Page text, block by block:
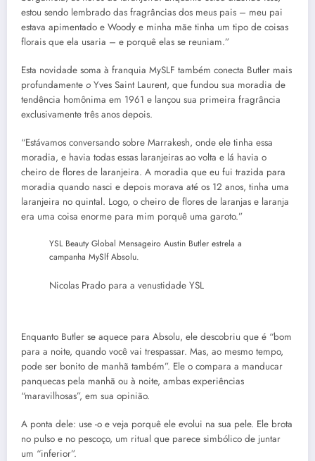
estou sendo lembrado das fragrâncias dos meus pais – meu pai
estava apimentado e Woody e minha mãe tinha um tipo de coisas
florais que ela usaria – e porquê elas se reuniam.”
Esta novidade soma à franquia MySLF também conecta Butler mais
profundamente o Yves Saint Laurent, que fundou sua moradia de
tendência homônima em 1961 e lançou sua primeira fragrância
exclusivamente três anos depois.
“Estávamos conversando sobre Marrakesh, onde ele tinha essa
moradia, e havia todas essas laranjeiras ao volta e lá havia o
cheiro de flores de laranjeira. A moradia que eu fui trazida para
moradia quando nasci e depois morava até os 12 anos, tinha uma
laranjeira no quintal. Logo, o cheiro de flores de laranjas e laranja
era uma coisa enorme para mim porquê uma garoto.”
YSL Beauty Global Mensageiro Austin Butler estrela a
campanha MySlf Absolu.
Nicolas Prado para a venustidade YSL
Enquanto Butler se aquece para Absolu, ele descobriu que é “bom
para a noite, quando você vai trespassar. Mas, ao mesmo tempo,
pode ser bonito de manhã também”. Ele o compara a manducar
panquecas pela manhã ou à noite, ambas experiências
“maravilhosas”, em sua opinião.
A ponta dele: use -o e veja porquê ele evolui na sua pele. Ele brota
no pulso e no pescoço, um ritual que parece simbólico de juntar
um “inferior”.